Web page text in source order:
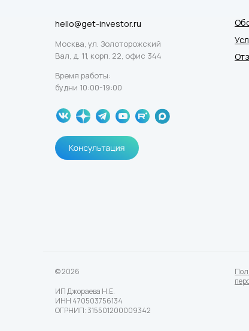
© 2026
Москва, ул. Золоторожский
Вал, д. 11, корп. 22, офис 344
hello@get-investor.ru
ИП Джораева Н.Е.
ИНН 470503756134
ОГРНИП: 315501200009342
Время работы:
будни 10:00-19:00